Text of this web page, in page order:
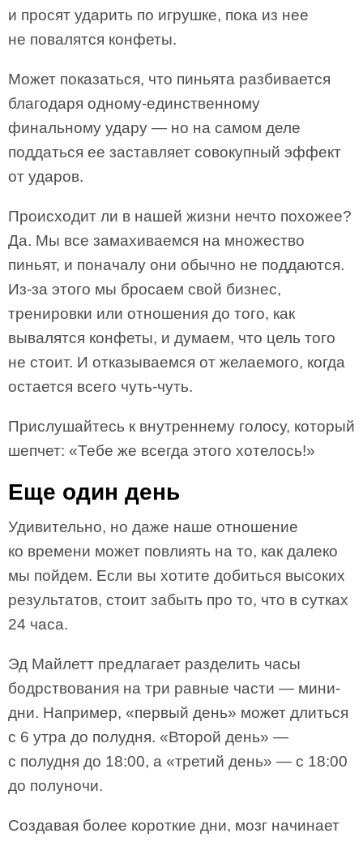
и просят ударить по игрушке, пока из нее
не повалятся конфеты.
Может показаться, что пиньята разбивается
благодаря одному-единственному
финальному удару — но на самом деле
поддаться ее заставляет совокупный эффект
от ударов.
Происходит ли в нашей жизни нечто похожее?
Да. Мы все замахиваемся на множество
пиньят, и поначалу они обычно не поддаются.
Из-за этого мы бросаем свой бизнес,
тренировки или отношения до того, как
вывалятся конфеты, и думаем, что цель того
не стоит. И отказываемся от желаемого, когда
остается всего чуть-чуть.
Прислушайтесь к внутреннему голосу, который
шепчет: «Тебе же всегда этого хотелось!»
Еще один день
Удивительно, но даже наше отношение
ко времени может повлиять на то, как далеко
мы пойдем. Если вы хотите добиться высоких
результатов, стоит забыть про то, что в сутках
24 часа.
Эд Майлетт предлагает разделить часы
бодрствования на три равные части — мини-
дни. Например, «первый день» может длиться
с 6 утра до полудня. «Второй день» —
с полудня до 18:00, а «третий день» — с 18:00
до полуночи.
Создавая более короткие дни, мозг начинает